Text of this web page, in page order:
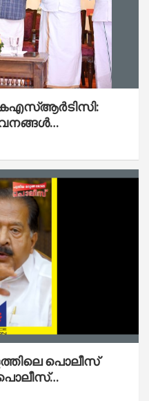
സി പി
പൊലീസ്
പൊലീസ്
മാറുകയാണ് :